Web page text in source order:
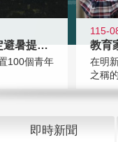
青年壯遊點精選夏夜限定避暑提案 漫
100個青年
115-
在明
之稱
即時新聞